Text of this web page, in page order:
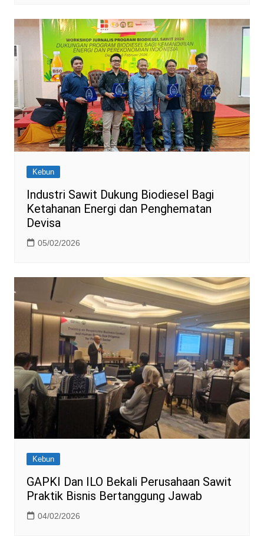
Kebun
Industri Sawit Dukung Biodiesel Bagi
Ketahanan Energi dan Penghematan
Devisa
05/02/2026
Kebun
GAPKI Dan ILO Bekali Perusahaan Sawit
Praktik Bisnis Bertanggung Jawab
04/02/2026